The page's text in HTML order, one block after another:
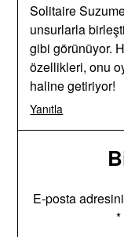
Solitaire
unsurlarla
gibi görünüyor.
özellikleri, onu
haline getiriyor!
Yanıtla
E-posta
*